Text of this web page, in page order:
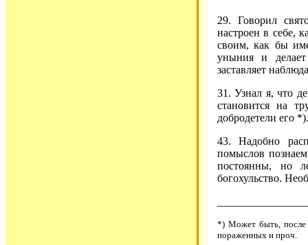
29. Говорил
настроен в себе,
своим, как бы
уныния и
заставляет
31. Узнал я, что
становится на
добродетели его *).
43. Надобно
помыслов
постоянны, но
богохульство.
*) Может быть, после
пораженных и проч.